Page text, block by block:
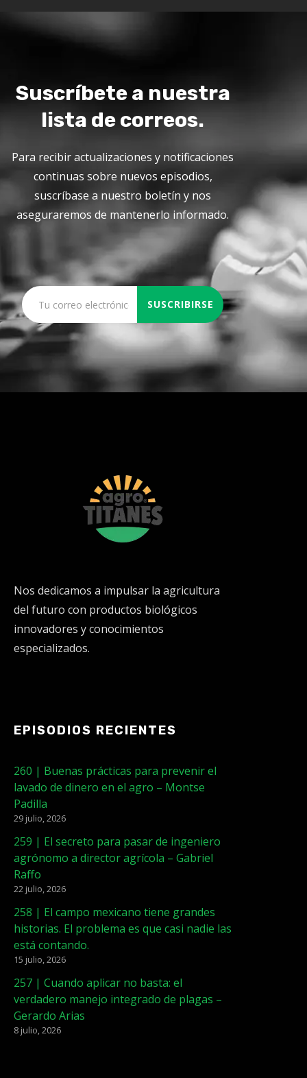
Suscríbete a nuestra
lista de correos.
Para recibir actualizaciones y notificaciones
continuas sobre nuevos episodios,
suscríbase a nuestro boletín y nos
aseguraremos de mantenerlo informado.
Nos dedicamos a impulsar la agricultura
del futuro con productos biológicos
innovadores y conocimientos
especializados.
EPISODIOS RECIENTES
260 | Buenas prácticas para prevenir el
lavado de dinero en el agro – Montse
Padilla
29 julio, 2026
259 | El secreto para pasar de ingeniero
agrónomo a director agrícola – Gabriel
Raffo
22 julio, 2026
258 | El campo mexicano tiene grandes
historias. El problema es que casi nadie las
está contando.
15 julio, 2026
257 | Cuando aplicar no basta: el
verdadero manejo integrado de plagas –
Gerardo Arias
8 julio, 2026